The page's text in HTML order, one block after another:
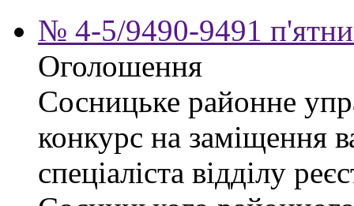
№ 4-5/9490-9491
Оголошення
Сосницьке районне
конкурс на заміщення
спеціаліста відділу